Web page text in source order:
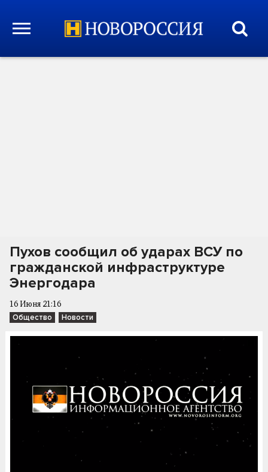
Пухов сообщил об ударах ВСУ по
гражданской инфраструктуре
Энергодара
16 Июня 21:16
Общество Новости